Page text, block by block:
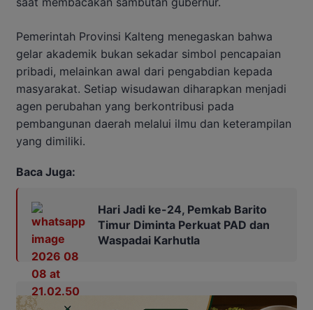
Pemerintah Provinsi Kalteng menegaskan bahwa
gelar akademik bukan sekadar simbol pencapaian
pribadi, melainkan awal dari pengabdian kepada
masyarakat. Setiap wisudawan diharapkan menjadi
agen perubahan yang berkontribusi pada
pembangunan daerah melalui ilmu dan keterampilan
yang dimiliki.
Baca Juga:
Hari Jadi ke-24, Pemkab Barito
Timur Diminta Perkuat PAD dan
Waspadai Karhutla